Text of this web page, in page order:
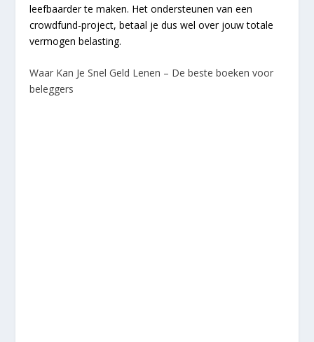
leefbaarder te maken. Het ondersteunen van een
crowdfund-project, betaal je dus wel over jouw totale
vermogen belasting.
Waar Kan Je Snel Geld Lenen – De beste boeken voor
beleggers